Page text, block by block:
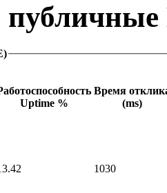
Uptime %
Время
(ms)
1030